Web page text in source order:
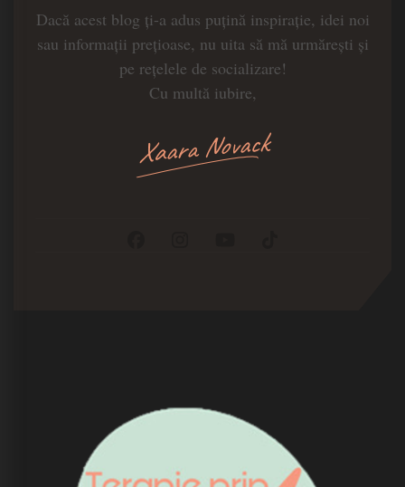
Dacă acest blog ți-a adus puțină inspirație, idei noi
sau informații prețioase, nu uita să mă urmărești și
pe rețelele de socializare!
Cu multă iubire,
Xaara Novack